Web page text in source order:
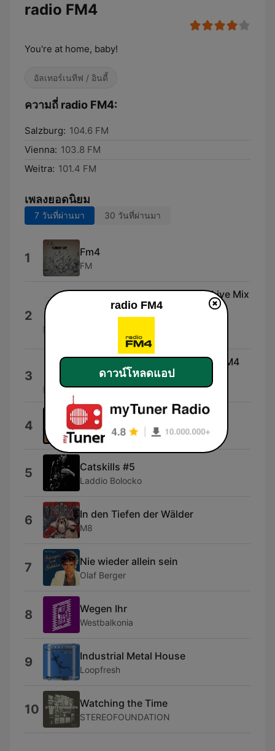
radio FM4
You're at home, baby!
อัลเทอร์เนทีฟ / อินดี้
ความถี่ radio FM4:
Salzburg: 104.6 FM
Vienna: 103.8 FM
Weitra: 101.4 FM
เพลงยอดนิยม
7 วันที่ผ่านมา 30 วันที่ผ่านมา
1 Fm4
FM
2
Stern der Nacht (Myrs&Mild Live Mix
@ FM4 La Boum de Luxe -
FehlZündung
3
Dumpf&Düster (Myrs&Mild @ FM4
La Boum de Luxe - Remaster)
mike_myrs
4 Dogs Bollocks
Dogs Bollocks
5 Catskills #5
Laddio Bolocko
6 In den Tiefen der Wälder
M8
7 Nie wieder allein sein
Olaf Berger
8 Wegen Ihr
Westbalkonia
9 Industrial Metal House
Loopfresh
10 Watching the Time
STEREOFOUNDATION
radio FM4
ดาวน์โหลดแอป